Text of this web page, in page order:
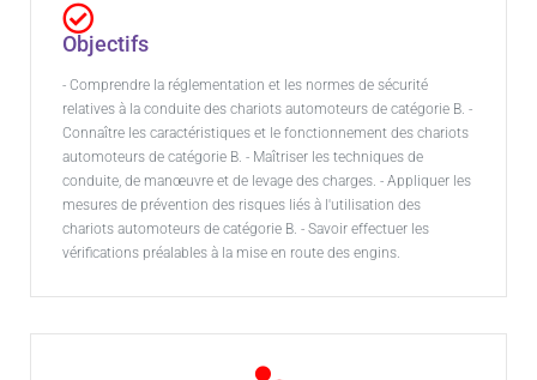
Objectifs
- Comprendre la réglementation et les normes de sécurité
relatives à la conduite des chariots automoteurs de catégorie B. -
Connaître les caractéristiques et le fonctionnement des chariots
automoteurs de catégorie B. - Maîtriser les techniques de
conduite, de manœuvre et de levage des charges. - Appliquer les
mesures de prévention des risques liés à l'utilisation des
chariots automoteurs de catégorie B. - Savoir effectuer les
vérifications préalables à la mise en route des engins.